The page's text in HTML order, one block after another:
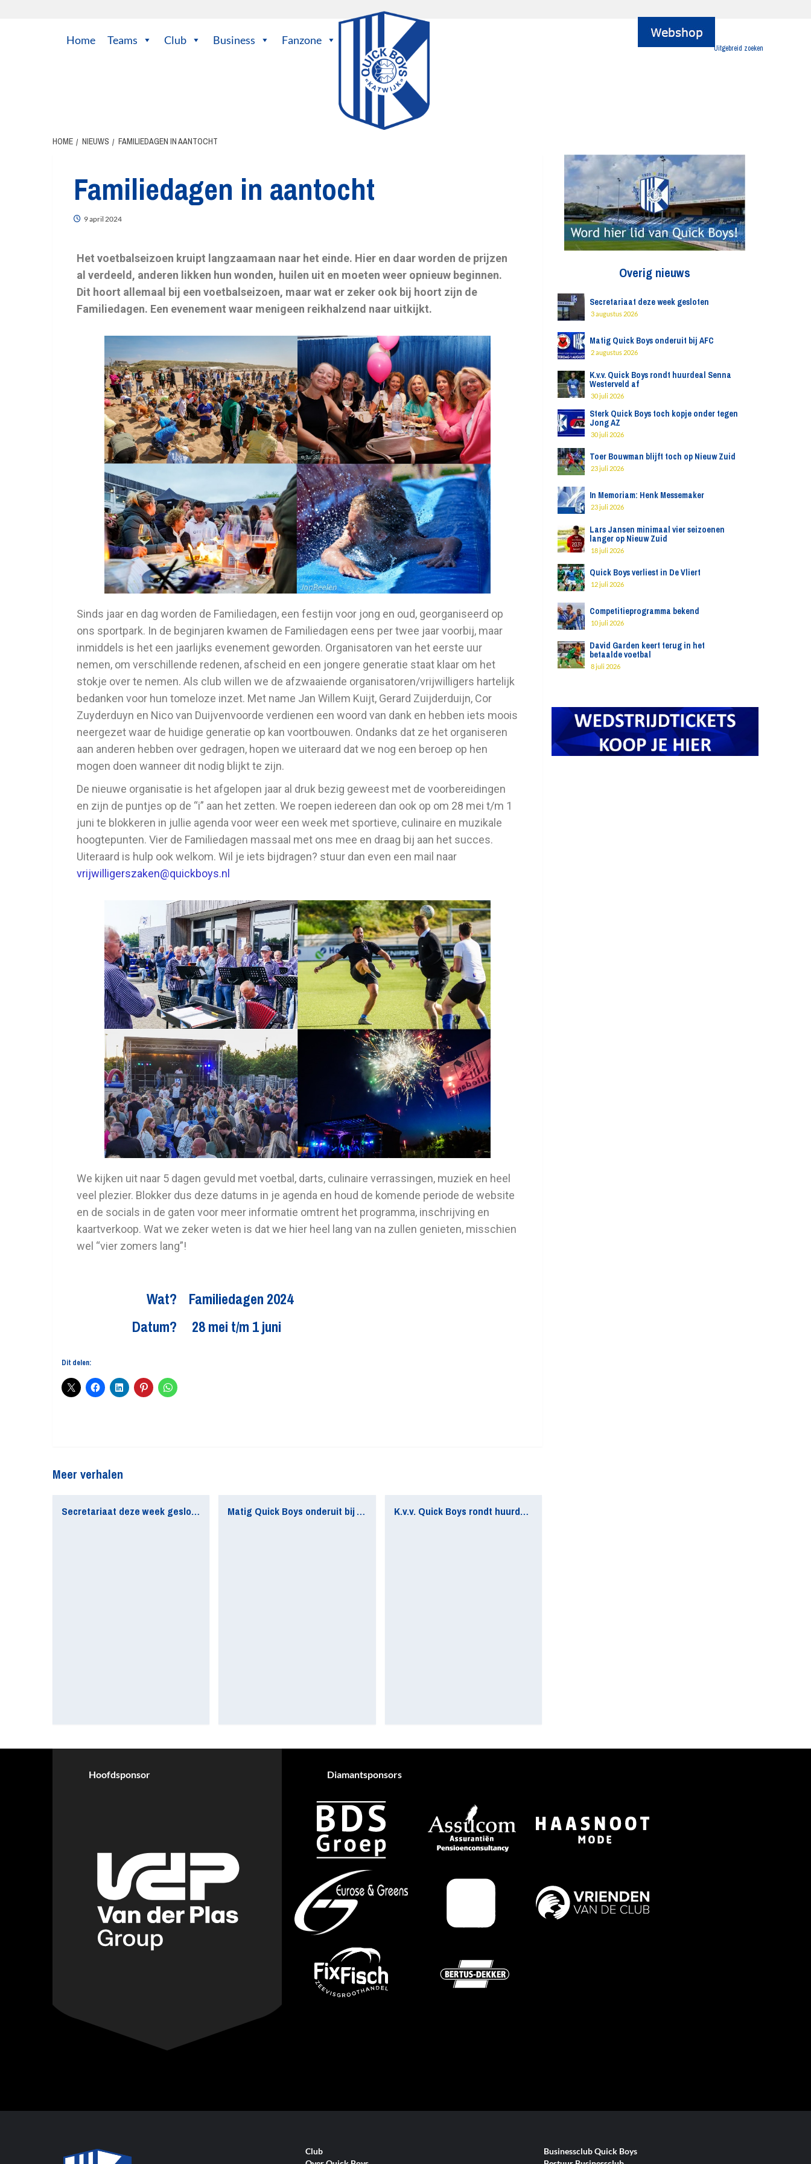
Home Teams Club Business Fanzone
Uitgebreid zoeken
HOME NIEUWS FAMILIEDAGEN IN AANTOCHT
Familiedagen in aantocht
9 april 2024
Het voetbalseizoen kruipt langzaamaan naar het einde. Hier en daar worden de prijzen
al verdeeld, anderen likken hun wonden, huilen uit en moeten weer opnieuw beginnen.
Dit hoort allemaal bij een voetbalseizoen, maar wat er zeker ook bij hoort zijn de
Familiedagen. Een evenement waar menigeen reikhalzend naar uitkijkt.
Sinds jaar en dag worden de Familiedagen, een festijn voor jong en oud, georganiseerd op
ons sportpark. In de beginjaren kwamen de Familiedagen eens per twee jaar voorbij, maar
inmiddels is het een jaarlijks evenement geworden. Organisatoren van het eerste uur
nemen, om verschillende redenen, afscheid en een jongere generatie staat klaar om het
stokje over te nemen. Als club willen we de afzwaaiende organisatoren/vrijwilligers hartelijk
bedanken voor hun tomeloze inzet. Met name Jan Willem Kuijt, Gerard Zuijderduijn, Cor
Zuyderduyn en Nico van Duijvenvoorde verdienen een woord van dank en hebben iets moois
neergezet waar de huidige generatie op kan voortbouwen. Ondanks dat ze het organiseren
aan anderen hebben over gedragen, hopen we uiteraard dat we nog een beroep op hen
mogen doen wanneer dit nodig blijkt te zijn.
De nieuwe organisatie is het afgelopen jaar al druk bezig geweest met de voorbereidingen
en zijn de puntjes op de “i” aan het zetten. We roepen iedereen dan ook op om 28 mei t/m 1
juni te blokkeren in jullie agenda voor weer een week met sportieve, culinaire en muzikale
hoogtepunten. Vier de Familiedagen massaal met ons mee en draag bij aan het succes.
Uiteraard is hulp ook welkom. Wil je iets bijdragen? stuur dan even een mail naar
vrijwilligerszaken@quickboys.nl
We kijken uit naar 5 dagen gevuld met voetbal, darts, culinaire verrassingen, muziek en heel
veel plezier. Blokker dus deze datums in je agenda en houd de komende periode de website
en de socials in de gaten voor meer informatie omtrent het programma, inschrijving en
kaartverkoop. Wat we zeker weten is dat we hier heel lang van na zullen genieten, misschien
wel “vier zomers lang”!
Wat?
Datum?
Familiedagen 2024
28 mei t/m 1 juni
Dit delen:
Meer verhalen
Secretariaat deze week gesloten Matig Quick Boys onderuit bij AFC K.v.v. Quick Boys rondt huurdeal Senna Westerveld af
Overig nieuws
Secretariaat deze week gesloten
3 augustus 2026
Matig Quick Boys onderuit bij AFC
2 augustus 2026
K.v.v. Quick Boys rondt huurdeal Senna
Westerveld af
30 juli 2026
Sterk Quick Boys toch kopje onder tegen
Jong AZ
30 juli 2026
Toer Bouwman blijft toch op Nieuw Zuid
23 juli 2026
In Memoriam: Henk Messemaker
23 juli 2026
Lars Jansen minimaal vier seizoenen
langer op Nieuw Zuid
18 juli 2026
Quick Boys verliest in De Vliert
12 juli 2026
Competitieprogramma bekend
10 juli 2026
David Garden keert terug in het
betaalde voetbal
8 juli 2026
Hoofdsponsor Diamantsponsors
Club
Businessclub Quick Boys